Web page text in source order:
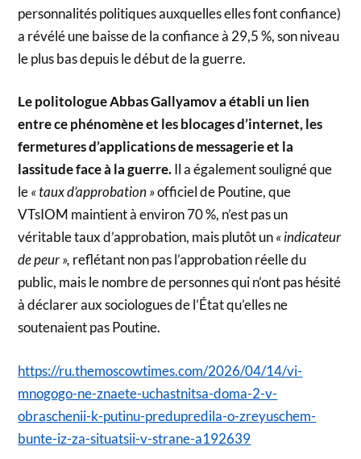
personnalités politiques auxquelles elles font confiance)
a révélé une baisse de la confiance à 29,5 %, son niveau
le plus bas depuis le début de la guerre.
Le politologue Abbas Gallyamov a établi un lien
entre ce phénomène et les blocages d’internet, les
fermetures d’applications de messagerie et la
lassitude face à la guerre.Il a également souligné que
le« taux d’approbation »officiel de Poutine, que
VTsIOM maintient à environ 70 %, n’est pas un
véritable taux d’approbation, mais plutôt un« indicateur
de peur », reflétant non pas l’approbation réelle du
public, mais le nombre de personnes qui n’ont pas hésité
à déclarer aux sociologues de l’État qu’elles ne
soutenaient pas Poutine.
https://ru.themoscowtimes.com/2026/04/14/vi-
mnogogo-ne-znaete-uchastnitsa-doma-2-v-
obraschenii-k-putinu-predupredila-o-zreyuschem-
bunte-iz-za-situatsii-v-strane-a192639